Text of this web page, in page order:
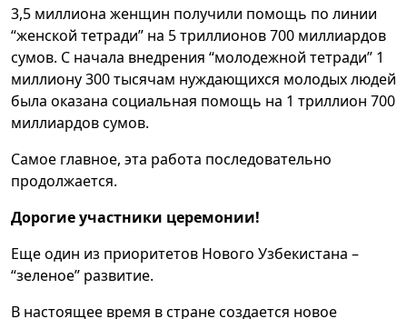
3,5 миллиона женщин получили помощь по линии
“женской тетради” на 5 триллионов 700 миллиардов
сумов. С начала внедрения “молодежной тетради” 1
миллиону 300 тысячам нуждающихся молодых людей
была оказана социальная помощь на 1 триллион 700
миллиардов сумов.
Самое главное, эта работа последовательно
продолжается.
Дорогие участники церемонии!
Еще один из приоритетов Нового Узбекистана –
“зеленое” развитие.
В настоящее время в стране создается новое